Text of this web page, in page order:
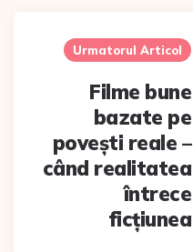
Urmatorul Articol
Filme bune
bazate pe
povești reale –
când realitatea
întrece
ficțiunea